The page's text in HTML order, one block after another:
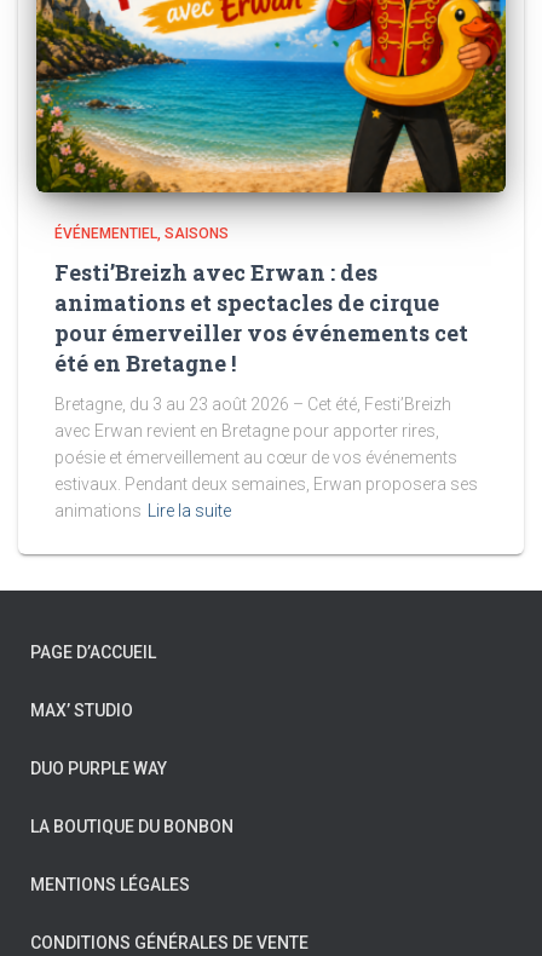
ÉVÉNEMENTIEL SAISONS
Festi’Breizh avec Erwan : des
animations et spectacles de cirque
pour émerveiller vos événements cet
été en Bretagne !
Bretagne, du 3 au 23 août 2026 – Cet été, Festi’Breizh
avec Erwan revient en Bretagne pour apporter rires,
poésie et émerveillement au cœur de vos événements
estivaux. Pendant deux semaines, Erwan proposera ses
animations
Lire la suite
PAGE D’ACCUEIL
MAX’ STUDIO
DUO PURPLE WAY
LA BOUTIQUE DU BONBON
MENTIONS LÉGALES
CONDITIONS GÉNÉRALES DE VENTE